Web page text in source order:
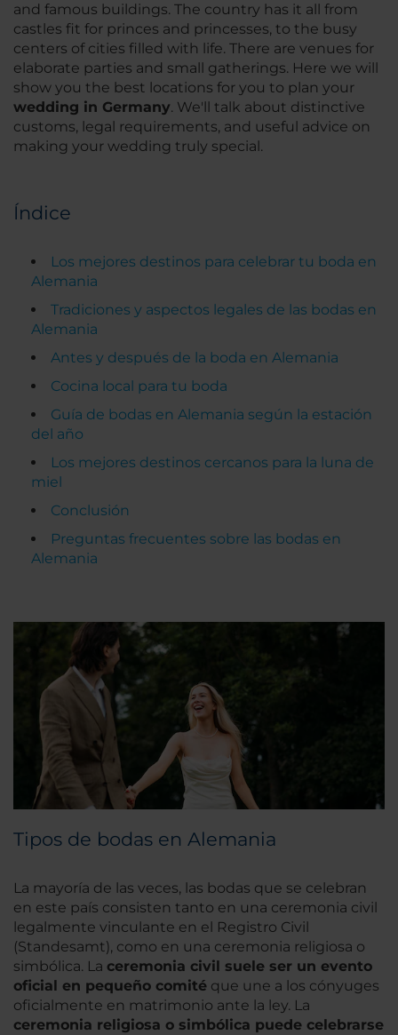
and famous buildings. The country has it all from
castles fit for princes and princesses, to the busy
centers of cities filled with life. There are venues for
elaborate parties and small gatherings. Here we will
show you the best locations for you to plan your
wedding in Germany. We'll talk about distinctive
customs, legal requirements, and useful advice on
making your wedding truly special.
Índice
Los mejores destinos para celebrar tu boda en
Alemania
Tradiciones y aspectos legales de las bodas en
Alemania
Antes y después de la boda en Alemania
Cocina local para tu boda
Guía de bodas en Alemania según la estación
del año
Los mejores destinos cercanos para la luna de
miel
Conclusión
Preguntas frecuentes sobre las bodas en
Alemania
Tipos de bodas en Alemania
La mayoría de las veces, las bodas que se celebran
en este país consisten tanto en una ceremonia civil
legalmente vinculante en el Registro Civil
(Standesamt), como en una ceremonia religiosa o
simbólica. La ceremonia civil suele ser un evento
oficial en pequeño comité que une a los cónyuges
oficialmente en matrimonio ante la ley. La
ceremonia religiosa o simbólica puede celebrarse